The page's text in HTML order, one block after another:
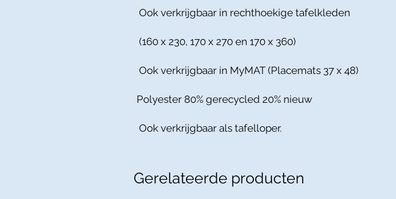
Ook verkrijgbaar in rechthoekige tafelkleden
(160 x 230, 170 x 270 en 170 x 360)
Ook verkrijgbaar in MyMAT (Placemats 37 x 48)
Polyester 80% gerecycled 20% nieuw
Ook verkrijgbaar als tafelloper.
Gerelateerde producten